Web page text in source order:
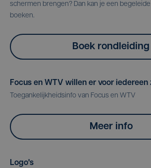
schermen brengen? Dan kan je een
boeken.
Boek rondleiding
Focus en WTV willen er voor iedereen
Toegankelijkheidsinfo van Focus en WTV
Meer info
Logo's